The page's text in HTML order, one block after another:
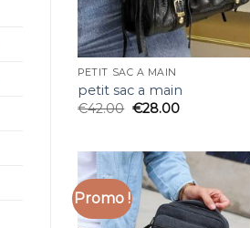
PETIT SAC A MAIN
petit sac a main
€42.00 €28.00
Promo !